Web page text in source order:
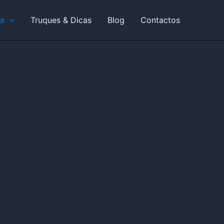
Truques & Dicas Blog Contactos